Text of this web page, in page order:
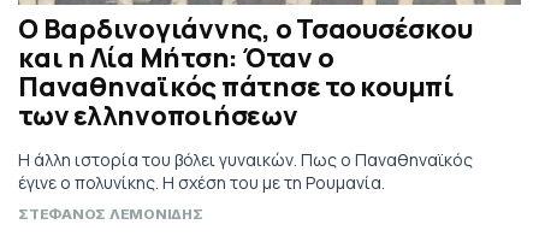
Ο Βαρδινογιάννης, ο Τσαουσέσκου
και η Λία Μήτση: Όταν ο
Παναθηναϊκός πάτησε το κουμπί
των ελληνοποιήσεων
Η άλλη ιστορία του βόλει γυναικών. Πως ο Παναθηναϊκός
έγινε ο πολυνίκης. Η σχέση του με τη Ρουμανία.
ΣΤΕΦΑΝΟΣ ΛΕΜΟΝΙΔΗΣ